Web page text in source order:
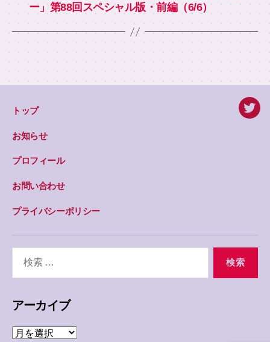
ー」第88回スペシャル版・前編（6/6）
トップ
お知らせ
プロフィール
お問い合わせ
プライバシーポリシー
対
アーカイブ
ア